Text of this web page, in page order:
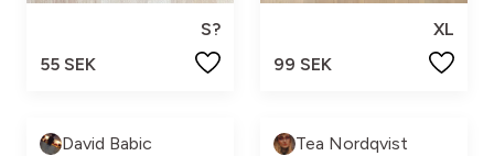
S?
55 SEK
XL
99 SEK
David Babic Tea Nordqvist